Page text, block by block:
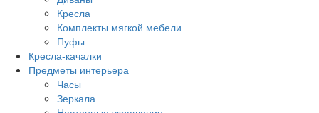
Кресла
Комплекты мягкой мебели
Пуфы
Кресла-качалки
Предметы интерьера
Часы
Зеркала